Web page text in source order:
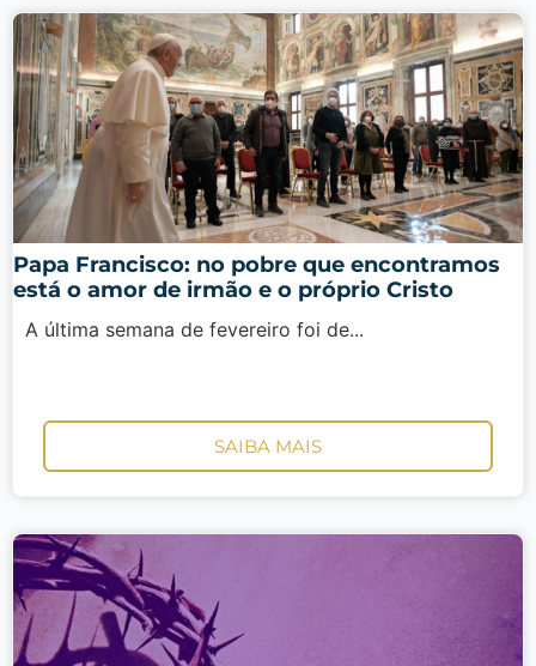
Papa Francisco: no pobre que encontramos
está o amor de irmão e o próprio Cristo
A última semana de fevereiro foi de...
SAIBA MAIS